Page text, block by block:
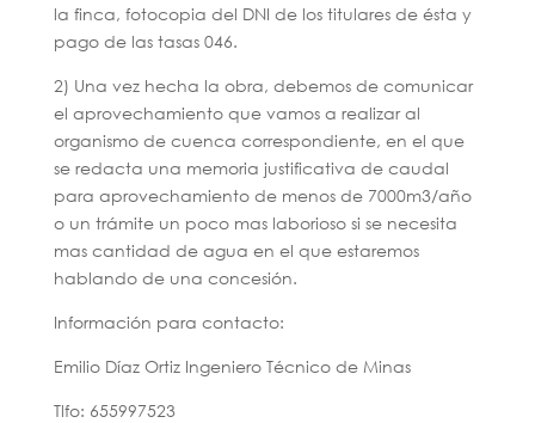
la finca, fotocopia del DNI de los titulares de ésta y
pago de las tasas 046.
2) Una vez hecha la obra, debemos de comunicar
el aprovechamiento que vamos a realizar al
organismo de cuenca correspondiente, en el que
se redacta una memoria justificativa de caudal
para aprovechamiento de menos de 7000m3/año
o un trámite un poco mas laborioso si se necesita
mas cantidad de agua en el que estaremos
hablando de una concesión.
Información para contacto:
Emilio Díaz Ortiz Ingeniero Técnico de Minas
Tlfo: 655997523